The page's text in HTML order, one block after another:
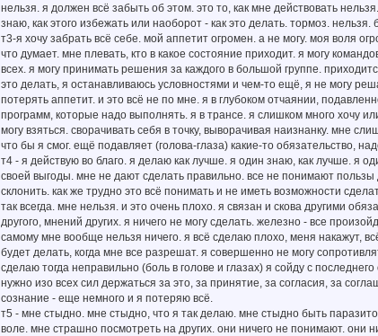
нельзя. я должен всё забыть об этом. это то, как мне действовать
знаю, как этого избежать или наоборот - как это делать. тормоз.
т3-я хочу забрать всё себе. мой аппетит огромен. а не могу. моя воля
что думает. мне плевать, кто в какое состояние приходит. я могу
всех. я могу принимать решения за каждого в большой группе.
это делать, я останавливаюсь условностями и чем-то ещё, я не могу
потерять аппетит. и это всё не по мне. я в глубоком отчаянии,
программ, которые надо выполнять. я в трансе. я слишком много хочу
могу взяться. сворачивать себя в точку, выворачивая наизнанку. мне
что бы я смог. ещё подавляет (голова-глаза) какие-то обязательство,
т4 - я действую во благо. я делаю как лучше. я один знаю, как лучше. я
своей выгоды. мне не дают сделать правильно. все не понимают пользы
склонить. как же трудно это всё понимать и не иметь возможности
так всегда. мне нельзя. и это очень плохо. я связан и скова другими
другого, мнений других. я ничего не могу сделать. железно - все
самому мне вообще нельзя ничего. я всё сделаю плохо, меня накажут,
будет делать, когда мне все разрешат. я совершенно не могу
сделаю тогда неправильно (боль в голове и глазах) я сойду с
нужно изо всех сил держаться за это, за принятие, за согласия, за
сознание - еще немного и я потеряю всё.
т5 - мне стыдно. мне стыдно, что я так делаю. мне стыдно быть
воле. мне страшно посмотреть на других. они ничего не понимают.